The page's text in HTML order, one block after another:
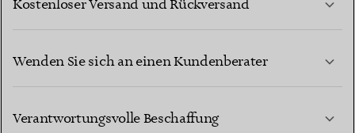
Kostenloser Versand und Rückversand
Wenden Sie sich an einen Kundenberater
Verantwortungsvolle Beschaffung